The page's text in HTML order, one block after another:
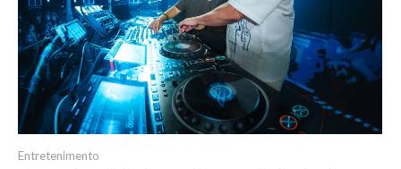
Entretenimento